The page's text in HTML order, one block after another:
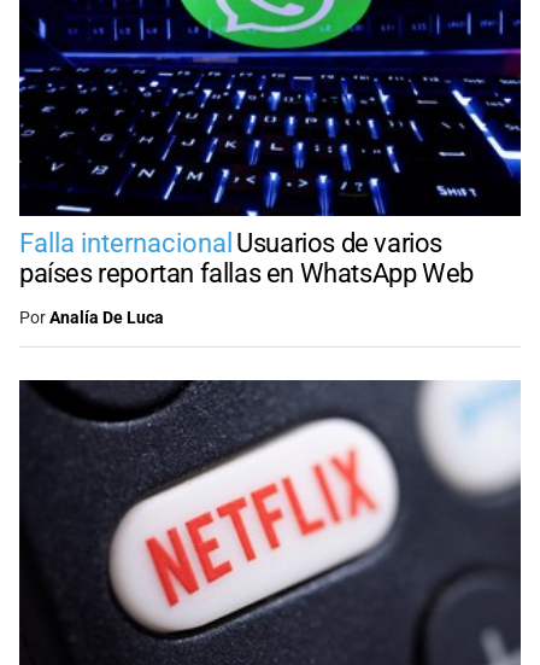
Falla internacional Usuarios de varios
países reportan fallas en WhatsApp Web
PorAnalía De Luca